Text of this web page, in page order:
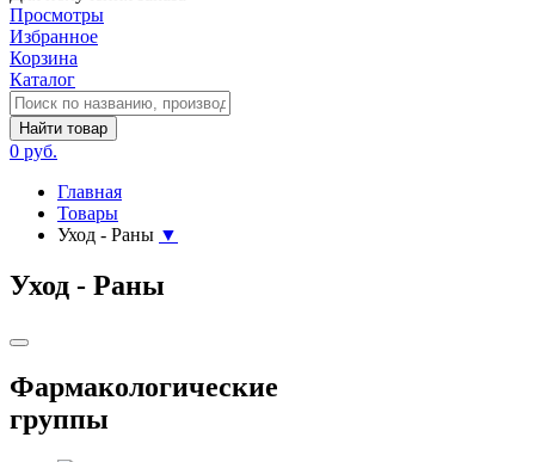
Просмотры
Избранное
Корзина
Каталог
Найти товар
0 руб.
Главная
Товары
Уход - Раны ▼
Уход - Раны
Фармакологические
группы